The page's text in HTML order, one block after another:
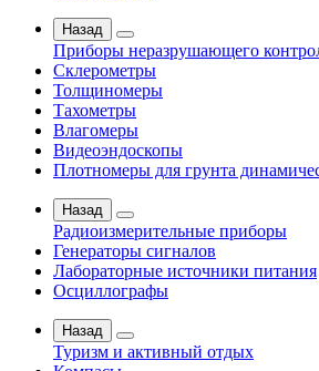
Назад
Приборы неразрушающего
Склерометры
Толщиномеры
Тахометры
Влагомеры
Видеоэндоскопы
Плотномеры для грунта
Назад
Радиоизмерительные приборы
Генераторы сигналов
Лабораторные источники питания
Осциллографы
Назад
Туризм и активный отдых